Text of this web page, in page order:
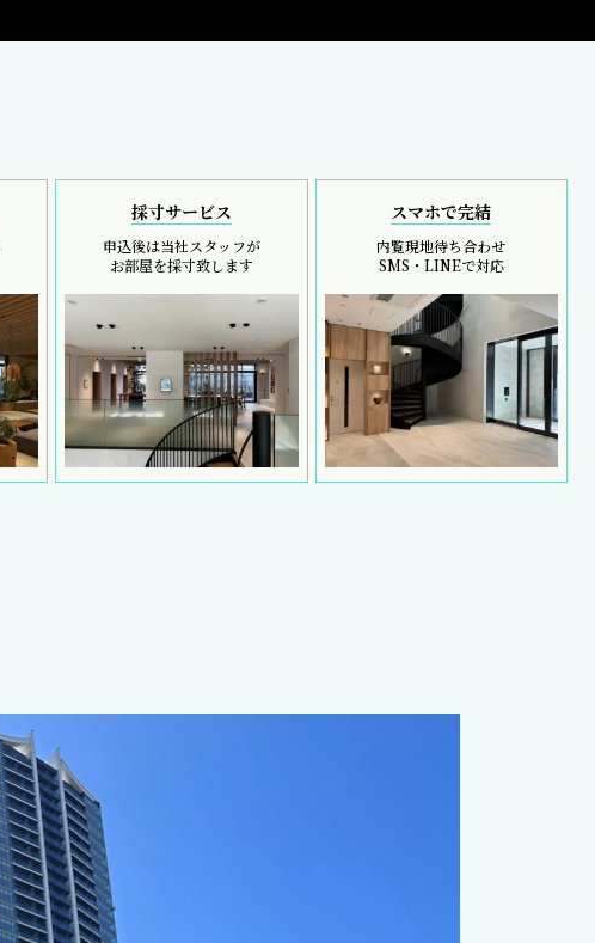
採寸サービス
申込後は当社スタッフが
お部屋を採寸致します
スマホで完結
内覧現地待ち合わせ
SMS・LINEで対応